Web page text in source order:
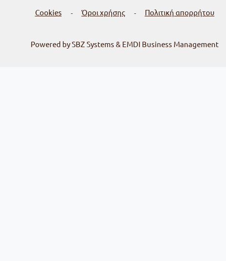
Cookies - Όροι χρήσης - Πολιτική απορρήτου
Powered by SBZ Systems & EMDI Business Management